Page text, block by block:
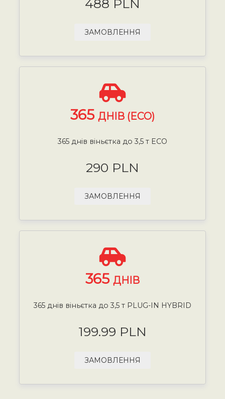
488 PLN
ЗАМОВЛЕННЯ
365 ДНІВ (ECO)
365 днів віньєтка до 3,5 т ECO
290 PLN
ЗАМОВЛЕННЯ
365 ДНІВ
365 днів віньєтка до 3,5 т PLUG-IN HYBRID
199.99 PLN
ЗАМОВЛЕННЯ